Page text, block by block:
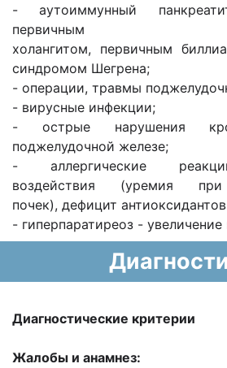
- аутоиммунный
первичным
холангитом, первичным
синдромом Шегрена;
- операции, травмы
- вирусные инфекции;
- острые нарушения
поджелудочной железе;
- аллергические
воздействия (уремия при
почек), дефицит
- гиперпаратиреоз -
Диагностические критерии
Жалобы и анамнез: